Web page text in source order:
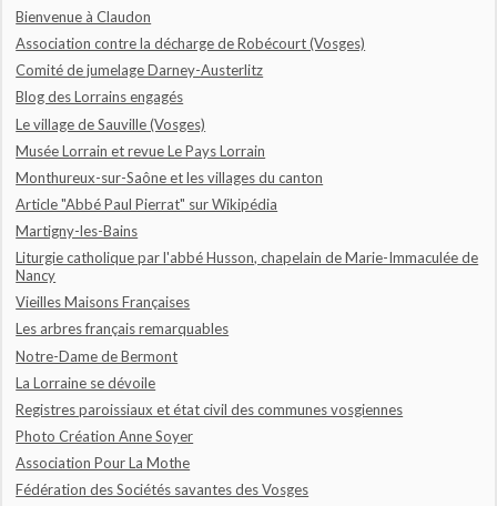
Bienvenue à Claudon
Association contre la décharge de Robécourt (Vosges)
Comité de jumelage Darney-Austerlitz
Blog des Lorrains engagés
Le village de Sauville (Vosges)
Musée Lorrain et revue Le Pays Lorrain
Monthureux-sur-Saône et les villages du canton
Article "Abbé Paul Pierrat" sur Wikipédia
Martigny-les-Bains
Liturgie catholique par l'abbé Husson, chapelain de Marie-Immaculée de
Nancy
Vieilles Maisons Françaises
Les arbres français remarquables
Notre-Dame de Bermont
La Lorraine se dévoile
Registres paroissiaux et état civil des communes vosgiennes
Photo Création Anne Soyer
Association Pour La Mothe
Fédération des Sociétés savantes des Vosges